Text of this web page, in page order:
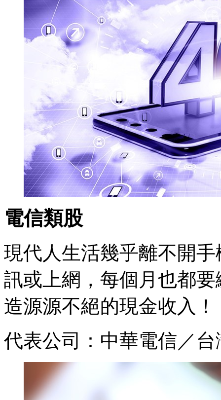
電信類股
現代人生活幾乎離不開
訊或上網，每個月也都
造源源不絕的現金收入！
代表公司：中華電信／